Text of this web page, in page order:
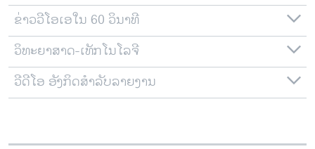
ພາສາຕ່າງໆ
ຂ່າວວີໂອເອໃນ 60 ວິນາທີ
ວິທະຍາສາດ-ເທັກໂນໂລຈີ
ວີດີໂອ ອັງກິດສຳລັບລາຍງານ